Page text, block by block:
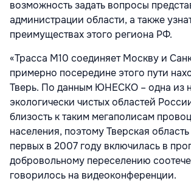
возможность задать вопросы
администрации области, а также
преимуществах этого региона РФ.
«Трасса M10 соединяет Москву и
примерно посередине этого пути
Тверь. По данным ЮНЕСКО – одна из
экологически чистых областей
близость к таким мегаполисам
населения, поэтому Тверская
первых в 2007 году включилась в
добровольному переселению
говорилось на видеоконференции.